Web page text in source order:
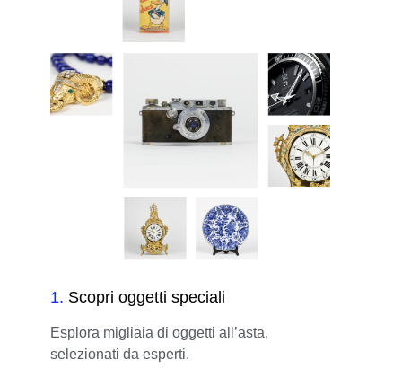
1. Scopri oggetti speciali
Esplora migliaia di oggetti all’asta,
selezionati da esperti.